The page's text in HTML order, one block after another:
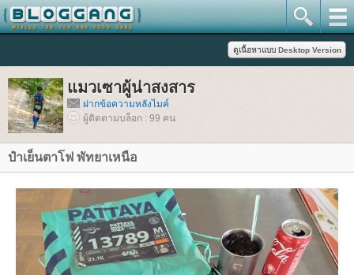
มวเซาผู้น่าสงสาร
ฝากข้อความหลังไมค์
ผู้ติดตามบล็อก : 99 คน
ป๋าเย็นตาโฟ พัทยาเหนือ